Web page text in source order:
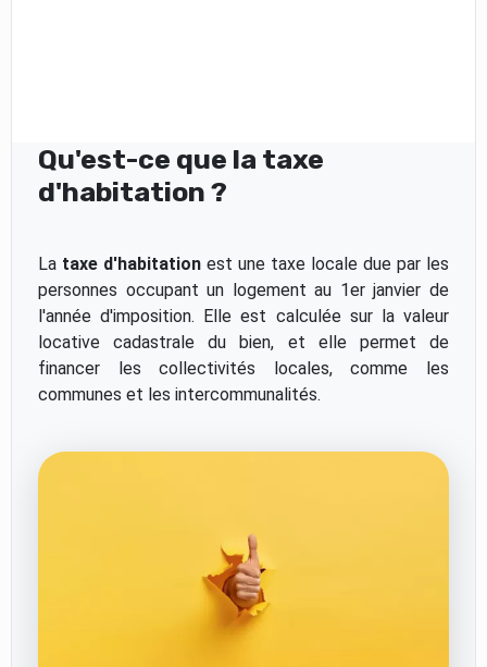
Qu'est-ce que la taxe
d'habitation ?
La taxe d'habitationest une taxe locale due par les
personnes occupant un logement au 1er janvier de
l'année d'imposition. Elle est calculée sur la valeur
locative cadastrale du bien, et elle permet de
financer les collectivités locales, comme les
communes et les intercommunalités.